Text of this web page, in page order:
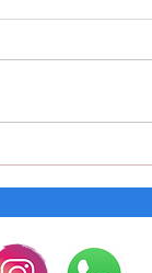
Conoce
dónde